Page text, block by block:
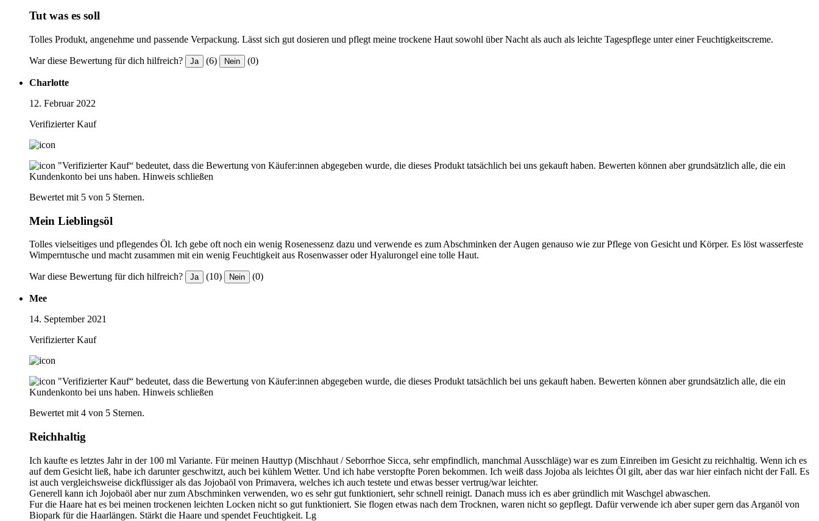
Tut was es soll
Tolles Produkt, angenehme und passende Verpackung. Lässt sich gut dosieren und pflegt meine trockene Haut sowohl über Nacht als auch als leichte Tagespflege unter einer Feuchtigkeitscreme.
War diese Bewertung für dich hilfreich? Ja (6) Nein (0)
Charlotte
12. Februar 2022
Verifizierter Kauf
"Verifizierter Kauf“ bedeutet, dass die Bewertung von Käufer:innen abgegeben wurde, die dieses Produkt tatsächlich bei uns gekauft haben. Bewerten können aber grundsätzlich alle, die ein
Kundenkonto bei uns haben. Hinweis schließen
Bewertet mit 5 von 5 Sternen.
Mein Lieblingsöl
Tolles vielseitiges und pflegendes Öl. Ich gebe oft noch ein wenig Rosenessenz dazu und verwende es zum Abschminken der Augen genauso wie zur Pflege von Gesicht und Körper. Es löst wasserfeste
Wimperntusche und macht zusammen mit ein wenig Feuchtigkeit aus Rosenwasser oder Hyalurongel eine tolle Haut.
War diese Bewertung für dich hilfreich? Ja (10) Nein (0)
Mee
14. September 2021
Verifizierter Kauf
"Verifizierter Kauf“ bedeutet, dass die Bewertung von Käufer:innen abgegeben wurde, die dieses Produkt tatsächlich bei uns gekauft haben. Bewerten können aber grundsätzlich alle, die ein
Kundenkonto bei uns haben. Hinweis schließen
Bewertet mit 4 von 5 Sternen.
Reichhaltig
Ich kaufte es letztes Jahr in der 100 ml Variante. Für meinen Hauttyp (Mischhaut / Seborrhoe Sicca, sehr empfindlich, manchmal Ausschläge) war es zum Einreiben im Gesicht zu reichhaltig. Wenn ich es
auf dem Gesicht ließ, habe ich darunter geschwitzt, auch bei kühlem Wetter. Und ich habe verstopfte Poren bekommen. Ich weiß dass Jojoba als leichtes Öl gilt, aber das war hier einfach nicht der Fall. Es
ist auch vergleichsweise dickflüssiger als das Jojobaöl von Primavera, welches ich auch testete und etwas besser vertrug/war leichter.
Generell kann ich Jojobaöl aber nur zum Abschminken verwenden, wo es sehr gut funktioniert, sehr schnell reinigt. Danach muss ich es aber gründlich mit Waschgel abwaschen.
Fur die Haare hat es bei meinen trockenen leichten Locken nicht so gut funktioniert. Sie flogen etwas nach dem Trocknen, waren nicht so gepflegt. Dafür verwende ich aber super gern das Arganöl von
Biopark für die Haarlängen. Stärkt die Haare und spendet Feuchtigkeit. Lg